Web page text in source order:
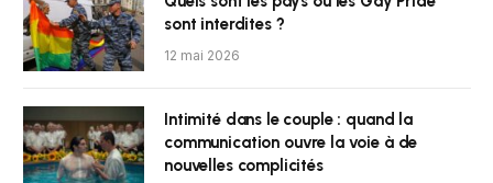
sont interdites ?
12 mai 2026
Intimité dans le couple : quand la
communication ouvre la voie à de
nouvelles complicités